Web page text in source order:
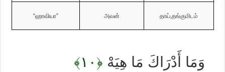
“ஹாவியா” அவன் தாய், தங்குமிடம்
وَمَا أَدْرَاكَ مَا هِيَهْ ﴿١٠﴾